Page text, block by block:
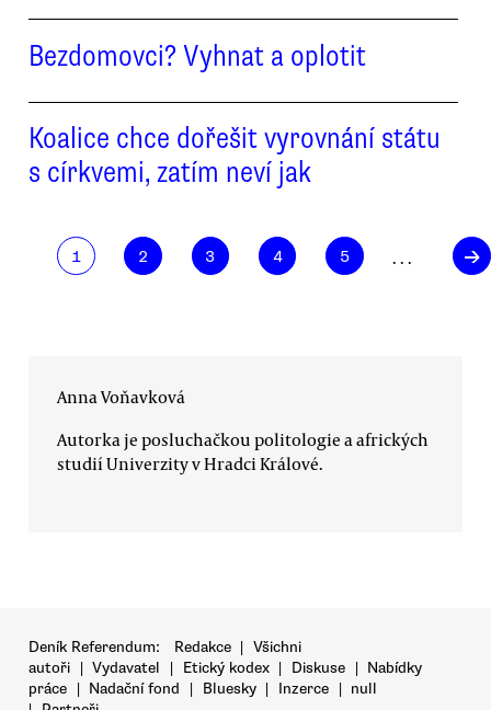
Bezdomovci? Vyhnat a oplotit
Koalice chce dořešit vyrovnání státu
s církvemi, zatím neví jak
1 2 3 4 5 . . . →
Anna Voňavková
Autorka je posluchačkou politologie a afrických
studií Univerzity v Hradci Králové.
Deník Referendum: Redakce | Všichni
autoři | Vydavatel | Etický kodex | Diskuse | Nabídky
práce | Nadační fond | Bluesky | Inzerce | null